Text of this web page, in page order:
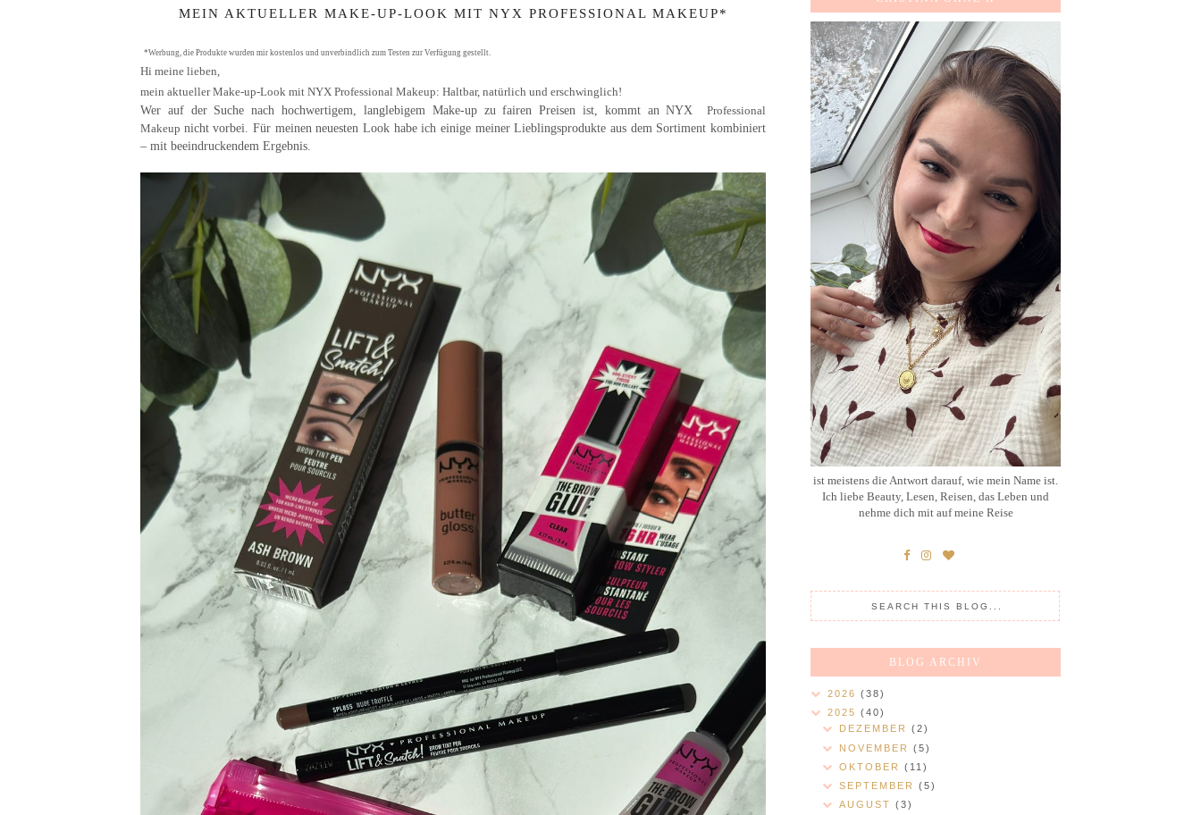
MEIN AKTUELLER MAKE-UP-LOOK MIT NYX PROFESSIONAL MAKEUP*
*Werbung, die Produkte wurden mir kostenlos und unverbindlich zum Testen zur Verfügung gestellt.
Hi meine lieben,
mein aktueller Make-up-Look mit NYX Professional Makeup: Haltbar, natürlich und erschwinglich!
Wer auf der Suche nachhochwertigem, langlebigem Make-upzu fairen Preisen ist, kommt anNYX Professional
Makeup nicht vorbei. Für meinen neuesten Look habe ich einige meiner Lieblingsprodukte aus dem Sortiment kombiniert
– mit beeindruckendem Ergebnis.
ist meistens die Antwort darauf, wie mein Name ist.
Ich liebe Beauty, Lesen, Reisen, das Leben und
nehme dich mit auf meine Reise
BLOG ARCHIV
2026 (38)
2025 (40)
DEZEMBER(2)
NOVEMBER(5)
OKTOBER(11)
SEPTEMBER(5)
AUGUST(3)